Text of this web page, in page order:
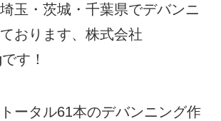
玉・茨城・千葉県でデバンニ
おります、株式会社
す！
ータル61本のデバンニング作